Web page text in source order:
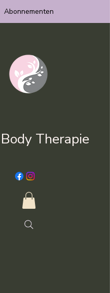
Therapie
Abonnementen